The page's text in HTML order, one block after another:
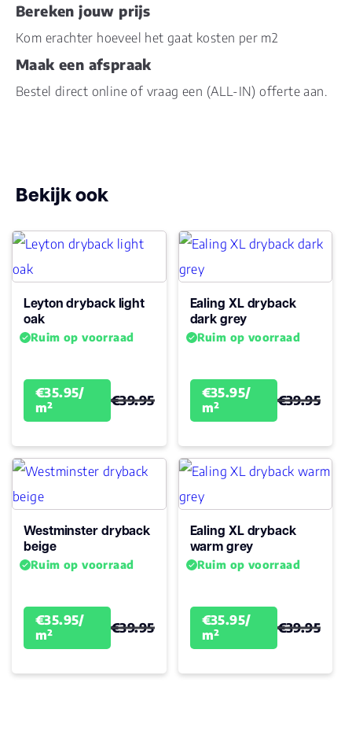
Dikte plank (mm)
Dessin
Vloerverwarming
Geluidsdempend
Garantie
Woongebruik
(jaren)
Bereken jouw prijs
Kom erachter hoeveel het gaat kosten per m2
Maak een afspraak
Bestel direct online of vraag een (ALL-IN) offerte aan.
Bekijk ook
Leyton dryback light
oak
Ruim op voorraad
€35.95/
m²
€39.95
Ealing XL dryback
dark grey
Ruim op voorraad
€35.95/
m²
€39.95
Westminster dryback
beige
Ruim op voorraad
€35.95/
m²
€39.95
Ealing XL dryback
warm grey
Ruim op voorraad
€35.95/
m²
€39.95